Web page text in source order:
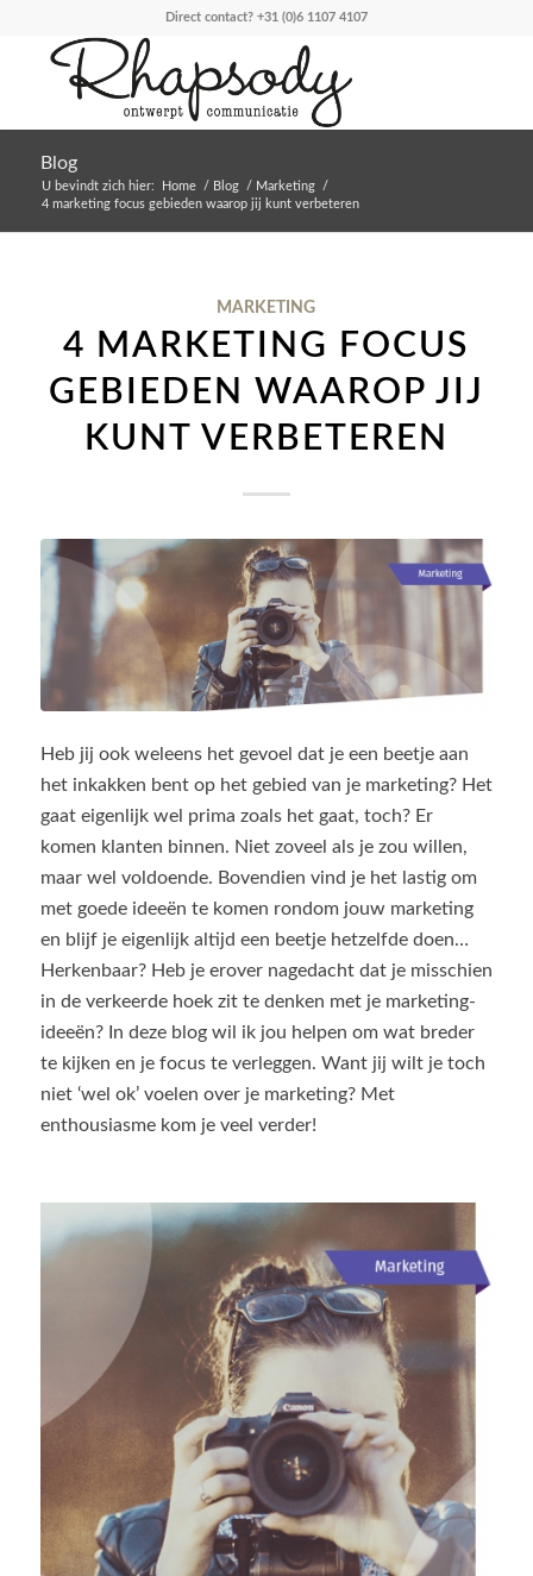
Direct contact? +31 (0)6 1107 4107
Blog
U bevindt zich hier: Home / Blog / Marketing
/
4 marketing focus gebieden waarop jij kunt verbeteren
MARKETING
4 MARKETING FOCUS
GEBIEDEN WAAROP JIJ
KUNT VERBETEREN
Heb jij ook weleens het gevoel dat je een beetje aan
het inkakken bent op het gebied van je marketing? Het
gaat eigenlijk wel prima zoals het gaat, toch? Er
komen klanten binnen. Niet zoveel als je zou willen,
maar wel voldoende. Bovendien vind je het lastig om
met goede ideeën te komen rondom jouw marketing
en blijf je eigenlijk altijd een beetje hetzelfde doen…
Herkenbaar? Heb je erover nagedacht dat je misschien
in de verkeerde hoek zit te denken met je marketing-
ideeën? In deze blog wil ik jou helpen om wat breder
te kijken en je focus te verleggen. Want jij wilt je toch
niet ‘wel ok’ voelen over je marketing? Met
enthousiasme kom je veel verder!